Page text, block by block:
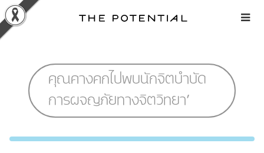
Skip
to
content
คุณคางคกไปพบนักจิตบำบัด
การผจญภัยทางจิตวิทยา’